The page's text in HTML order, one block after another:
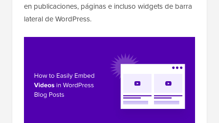
en publicaciones, páginas e incluso widgets de barra
lateral de WordPress.